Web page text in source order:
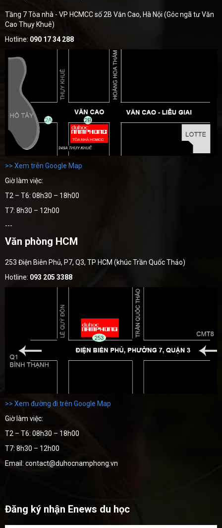
Tầng 7 Tòa nhà - VP HCMCC số 2B Văn Cao, Hà Nội (Góc ngã tư Văn
Cao Thụy Khuê)
Hotline: 090 17 34 288
>> Xem trên Google Map
Giờ làm việc:
T2 – T6: 08h30 – 18h00
T7: 8h30 – 12h00
---
Văn phòng HCM
253 Điện Biên Phủ, P7, Q3, TP HCM (khúc Trần Quốc Thảo)
Hotline: 093 205 3388
>> Xem đường đi trên Google Map
Giờ làm việc:
T2 – T6: 08h30 – 18h00
T7: 8h30 – 12h00
Email: contact@duhocnamphong.vn
Đăng ký nhận Enews du học